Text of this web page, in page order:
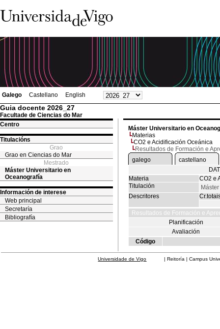
Galego Castellano English
Guia docente 2026_27
Facultade de Ciencias do Mar
Centro
Titulacións
Grao
Grao en Ciencias do Mar
Mestrado
Máster Universitario en
Oceanografía
Información de interese
Web principal
Secretaría
Bibliografía
Máster Universitario en
Materias
CO2 e Acidificación Oceánica
Resultados de Formación e
galego
castellano
Materia
CO2 e
Titulación
Descritores
Resultados de Formación e
Planificación
Avaliación
Código
Universidade de Vigo | Reitoría | Campus